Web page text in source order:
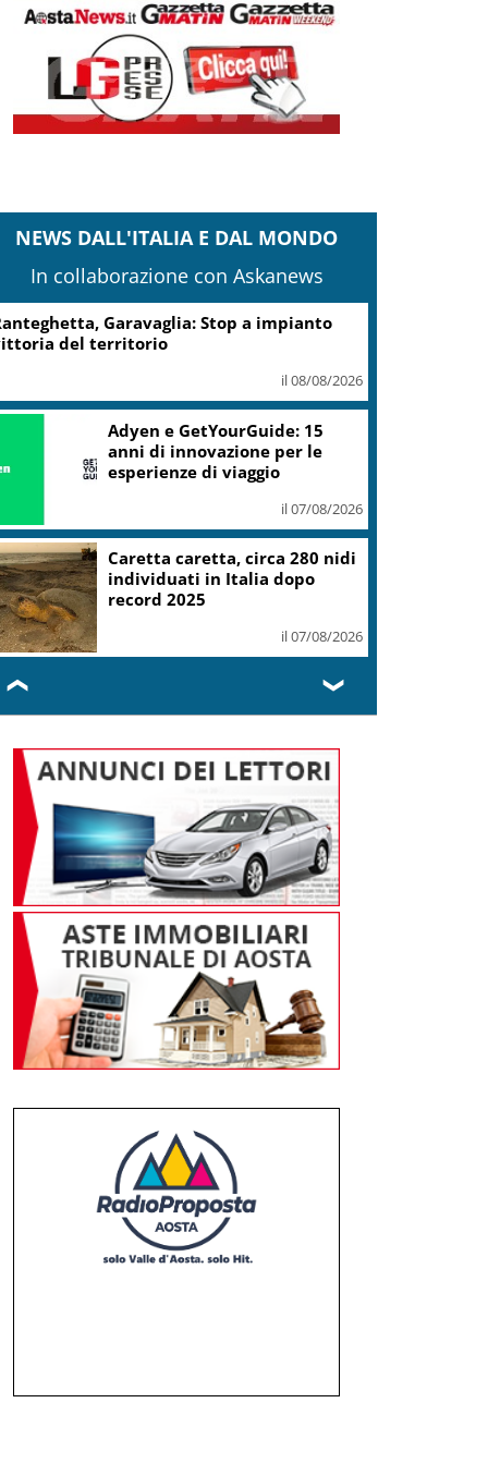
NEWS DALL'ITALIA E DAL MONDO
In collaborazione con Askanews
Turismo, Osservatorio
Telepass: +20% di interesse
il 07/08/2026
Liguria: 5,8 mln da piano Grandi
Beni Culturali
il 07/08/2026
Mondiali Wakeboard: primo
oro è azzurro, Noa Gualtieri
campione Under 14
il 07/08/2026
❮ ❯